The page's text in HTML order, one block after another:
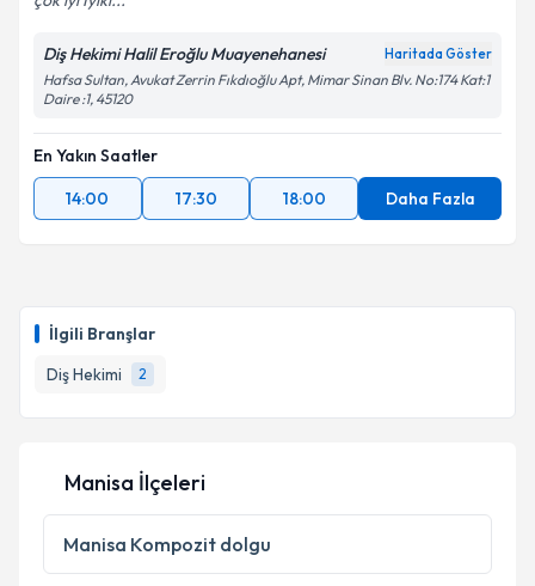
İlgili Branşlar
Diş Hekimi
2
Diş Hekimi Halil Eroğlu Muayenehanesi Haritada Göster
Hafsa Sultan, Avukat Zerrin Fıkdıoğlu Apt, Mimar Sinan Blv. No:174 Kat:1
Daire :1, 45120
En Yakın Saatler
14:00
17:30 18:00 Daha Fazla
Manisa İlçeleri
Manisa Kompozit dolgu